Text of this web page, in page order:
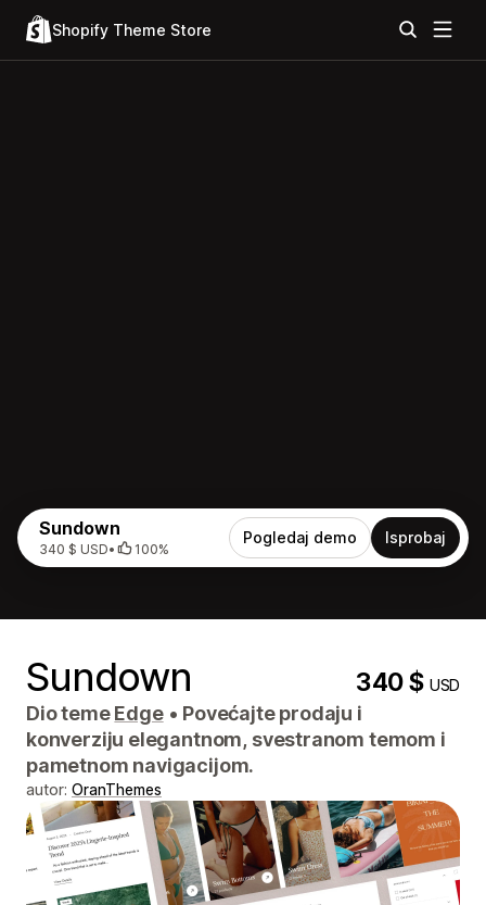
Shopify Theme Store
Sundown
340 $ USD• 100%
Pogledaj demo Isprobaj
Sundown 340 $USD
Dio temeEdge • Povećajte prodaju i
konverziju elegantnom, svestranom temom i
pametnom navigacijom.
autor: OranThemes